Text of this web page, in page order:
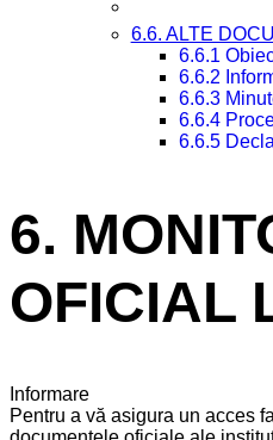
6.6. ALTE
6.6.1
6.6.2
6.6.3
6.6.4
6.6.5
6.
OFICIAL
Informare
Pentru a vă asigura un acces